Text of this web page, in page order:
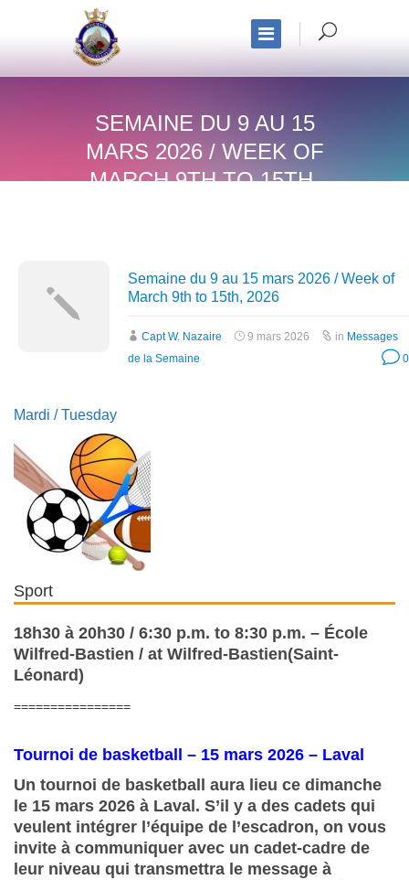
SEMAINE DU 9 AU 15
MARS 2026 / WEEK OF
MARCH 9TH TO 15TH,
Semaine du 9 au 15 mars 2026 / Week of
March 9th to 15th, 2026
Capt W. Nazaire 9 mars 2026 in Messages
de la Semaine
0
Mardi / Tuesday
Sport
18h30 à 20h30 / 6:30 p.m. to 8:30 p.m. – École
Wilfred-Bastien / at Wilfred-Bastien(Saint-
Léonard)
================
Tournoi de basketball – 15 mars 2026 – Laval
Un tournoi de basketball aura lieu ce dimanche
le 15 mars 2026 à Laval. S’il y a des cadets qui
veulent intégrer l’équipe de l’escadron, on vous
invite à communiquer avec un cadet-cadre de
leur niveau qui transmettra le message à